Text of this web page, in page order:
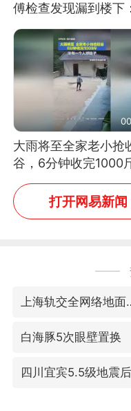
傅检查发现漏到楼下
风口未延伸到外墙
大雨将至全家老小抢
谷，6分钟收完1000
没有一个人掉链子
打开网易新
上海轨交全
白海豚5次眼壁置换